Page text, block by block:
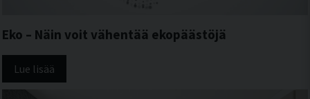
Eko – Näin voit vähentää ekopäästöjä
Lue lisää